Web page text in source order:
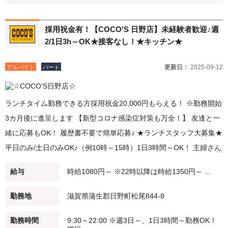
採用祝金有！【COCO'S 日野店】未経験者歓迎♪週
2/1日3h～OK★接客なし！★キッチン★
アルバイト パート 更新日： 2025-09-12
ランチタイム勤務できる方採用祝金20,000円もらえる！ ※勤務開始
3カ月後に進呈します 【新型コロナ感染症対策も万全！】 友達と一
緒に応募もOK！ 履歴書不要で簡単応募♪ ★ランチスタッフ大募集★
平日のみ/土日のみOK♪（例10時～15時）1日3時間～OK！ 主婦さん
間に。 短時間勤務・扶養範囲内での勤務も可能です！ ★デイナース
タッフ大募集★ 大学生・高校生活躍中！ 夕方（例：18時～21時）/
25％UP♪ Wワーク・シニアの方も積極採用中♪ 未経験でも安心♪始め
給与 時給1080円～ ※22時以降は時給1350円～ ...
勤務地 滋賀県蒲生郡日野町松尾844-8
勤務時間
9:30～22:00 ※週3日～、1日3時間～勤務OK！